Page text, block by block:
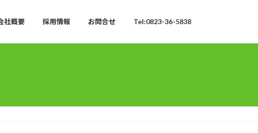
社概要 採用情報 お問合せ Tel:0823-36-5838